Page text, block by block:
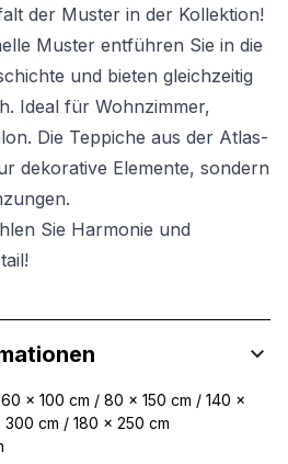
der Muster in der Kollektion!
Muster entführen Sie in die
und bieten gleichzeitig
Ideal für Wohnzimmer,
Die Teppiche aus der Atlas-
dekorative Elemente, sondern
Sie Harmonie und
x 100 cm / 80 x 150 cm / 140 x
cm / 180 x 250 cm